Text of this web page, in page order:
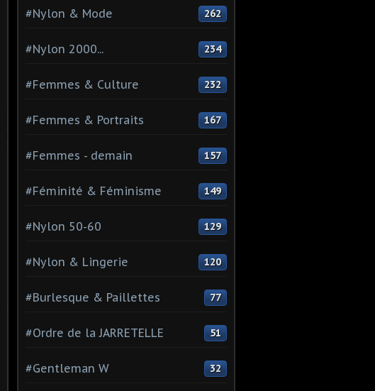
#Nylon & Mode 262
#Nylon 2000... 234
#Femmes & Culture 232
#Femmes & Portraits 167
#Femmes - demain 157
#Féminité & Féminisme 149
#Nylon 50-60 129
#Nylon & Lingerie 120
#Burlesque & Paillettes 77
#Ordre de la JARRETELLE 51
#Gentleman W 32